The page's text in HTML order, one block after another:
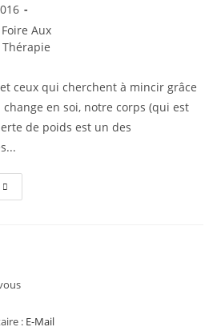
Foire Aux
Thérapie
ceux qui cherchent à mincir grâce
en soi, notre corps (qui est
de poids est un des
Maigrir
: E-Mail